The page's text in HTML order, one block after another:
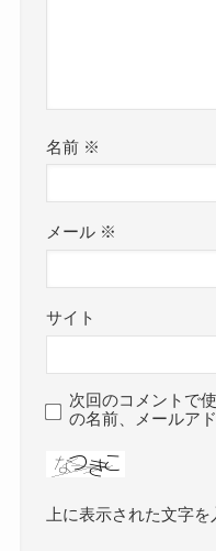
名前 ※
メール ※
サイト
次回のコメントで
の名前、メールア
上に表示された文字